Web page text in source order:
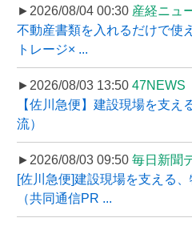
►2026/08/04 00:30 産経ニュ
不動産書類を入れるだけで使
トレージ× ...
►2026/08/03 13:50 47NEWS
【佐川急便】建設現場を支え
流）
►2026/08/03 09:50 毎日新聞
[佐川急便]建設現場を支える
（共同通信PR ...